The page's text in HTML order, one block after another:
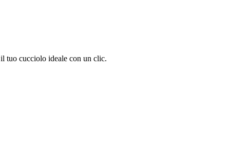
tuo cucciolo ideale con un clic.